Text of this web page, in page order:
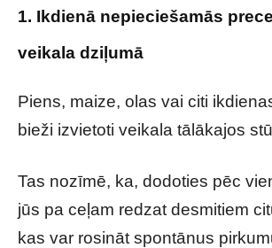
1. Ikdienā nepieciešamās
veikala dziļumā
Piens, maize, olas vai citi
bieži izvietoti veikala tālākajos
Tas nozīmē, ka, dodoties pēc
jūs pa ceļam redzat desmitiem
kas var rosināt spontānus